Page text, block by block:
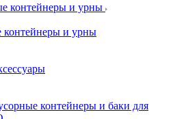
контейнеры и урны
и урны
контейнеры и баки для